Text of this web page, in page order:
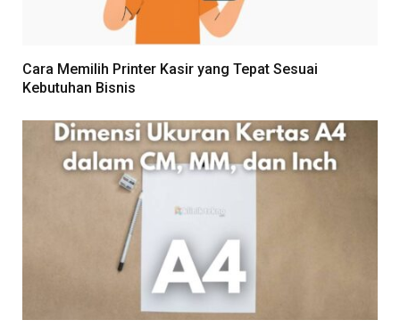
Cara Memilih Printer Kasir yang Tepat Sesuai
Kebutuhan Bisnis